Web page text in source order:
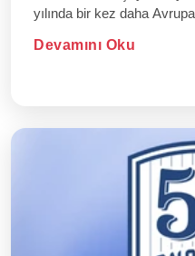
yılında bir kez daha
Devamını Oku